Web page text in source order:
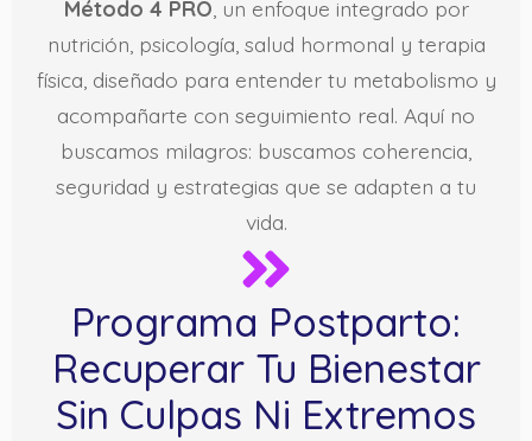
Método 4 PRO, un enfoque integrado por
nutrición, psicología, salud hormonal y terapia
física, diseñado para entender tu metabolismo y
acompañarte con seguimiento real. Aquí no
buscamos milagros: buscamos coherencia,
seguridad y estrategias que se adapten a tu
vida.
Programa Postparto:
Recuperar Tu Bienestar
Sin Culpas Ni Extremos